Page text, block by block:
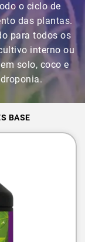
o ciclo de
das plantas.
para todos os
interno ou
solo, coco e
BASE